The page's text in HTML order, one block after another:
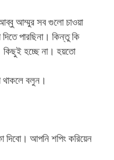
আম্মুর সব গুলো চাওয়া
পারছিনা। কিন্তু কি
কিছুই হচ্ছে না। হয়তো
থাকলে বলুন।
দিবো। আপনি শপিং করিয়েন